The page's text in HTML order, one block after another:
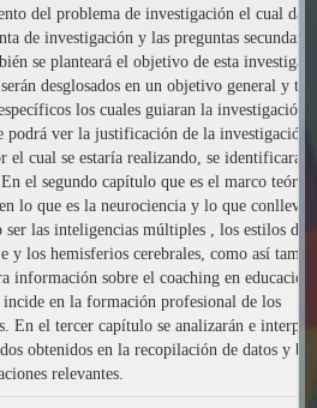
del problema de investigación el cual
de investigación y las preguntas
se planteará el objetivo de esta
desglosados en un objetivo general y tres
los cuales guiaran la investigación,
podrá ver la justificación de la investigación,
el cual se estaría realizando, se identificaran
el segundo capítulo que es el marco
lo que es la neurociencia y lo que conlleva
las inteligencias múltiples , los estilos de
y los hemisferios cerebrales, como así
información sobre el coaching en educación
incide en la formación profesional de los
En el tercer capítulo se analizarán e
obtenidos en la recopilación de datos y
relevantes.